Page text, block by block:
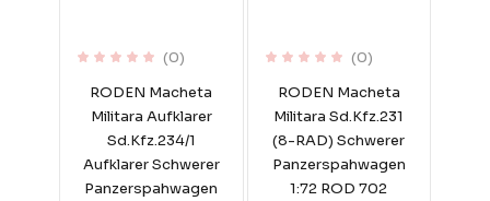
(0)
RODEN Macheta
Militara Aufklarer
Sd.Kfz.234/1
Aufklarer Schwerer
Panzerspahwagen
(0)
RODEN Macheta
Militara Sd.Kfz.231
(8-RAD) Schwerer
Panzerspahwagen
1:72 ROD 702